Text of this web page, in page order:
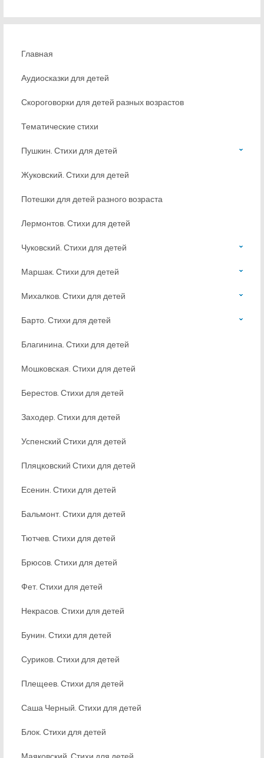
Главная
Аудиосказки для детей
Скороговорки для детей разных возрастов
Тематические стихи
Пушкин. Стихи для детей
Жуковский. Стихи для детей
Потешки для детей разного возраста
Лермонтов. Стихи для детей
Чуковский. Стихи для детей
Маршак. Стихи для детей
Михалков. Стихи для детей
Барто. Стихи для детей
Благинина. Стихи для детей
Мошковская. Стихи для детей
Берестов. Стихи для детей
Заходер. Стихи для детей
Успенский Стихи для детей
Пляцковский Стихи для детей
Есенин. Стихи для детей
Бальмонт. Стихи для детей
Тютчев. Стихи для детей
Брюсов. Стихи для детей
Фет. Стихи для детей
Некрасов. Стихи для детей
Бунин. Стихи для детей
Суриков. Стихи для детей
Плещеев. Стихи для детей
Саша Черный. Стихи для детей
Блок. Стихи для детей
Маяковский. Стихи для детей